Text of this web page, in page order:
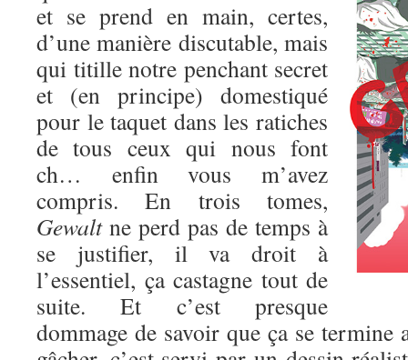
et se prend en main, certes,
d’une manière discutable, mais
qui titille notre penchant secret
et (en principe) domestiqué
pour le taquet dans les ratiches
de tous ceux qui nous font
ch… enfin vous m’avez
compris. En trois tomes,
Gewaltne perd pas de temps à
se justifier, il va droit à
l’essentiel, ça castagne tout de
suite. Et c’est presque
dommage de savoir que ça se